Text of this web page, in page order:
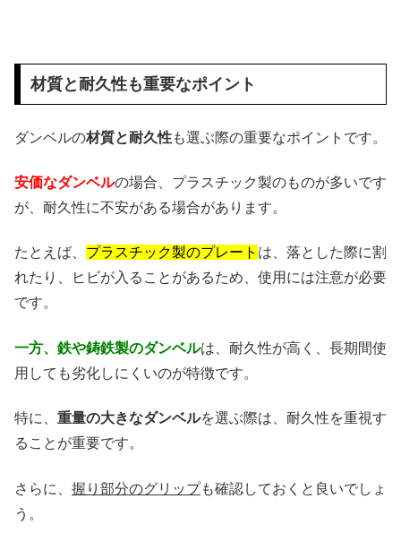
材質と耐久性も重要なポイント
ダンベルの材質と耐久性も選ぶ際の重要なポイントです。
安価なダンベルの場合、プラスチック製のものが多いです
が、耐久性に不安がある場合があります。
たとえば、 プラスチック製のプレート は、落とした際に割
れたり、ヒビが入ることがあるため、使用には注意が必要
です。
一方、鉄や鋳鉄製のダンベルは、耐久性が高く、長期間使
用しても劣化しにくいのが特徴です。
特に、 重量の大きなダンベルを選ぶ際は、耐久性を重視す
ることが重要です。
さらに、 握り部分のグリップも確認しておくと良いでしょ
う。